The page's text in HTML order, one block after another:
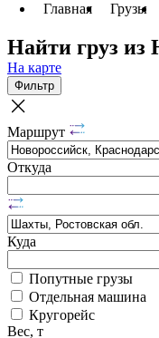
Главная Грузы
Найти груз из
На карте
Фильтр
Маршрут
Откуда
Куда
Попутные грузы
Отдельная машина
Кругорейс
Вес, т